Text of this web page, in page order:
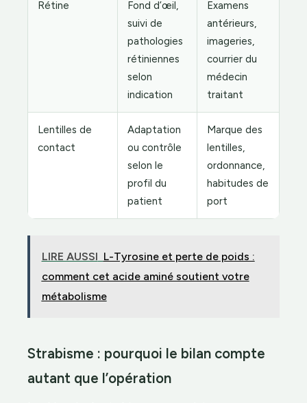
Rétine
Fond d’œil,
suivi de
pathologies
rétiniennes
selon
indication
Examens
antérieurs,
imageries,
courrier du
médecin
traitant
Lentilles de
contact
Adaptation
ou contrôle
selon le
profil du
patient
Marque des
lentilles,
ordonnance,
habitudes de
port
LIRE AUSSI L-Tyrosine et perte de poids :
comment cet acide aminé soutient votre
métabolisme
Strabisme : pourquoi le bilan compte
autant que l’opération